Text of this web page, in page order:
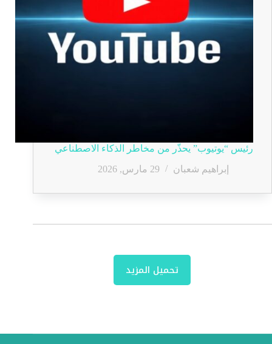
رئيس “يوتيوب” يحذّر من مخاطر الذكاء الاصطناعي
إبراهيم شعبان
29 مارس, 2026
تحميل المزيد